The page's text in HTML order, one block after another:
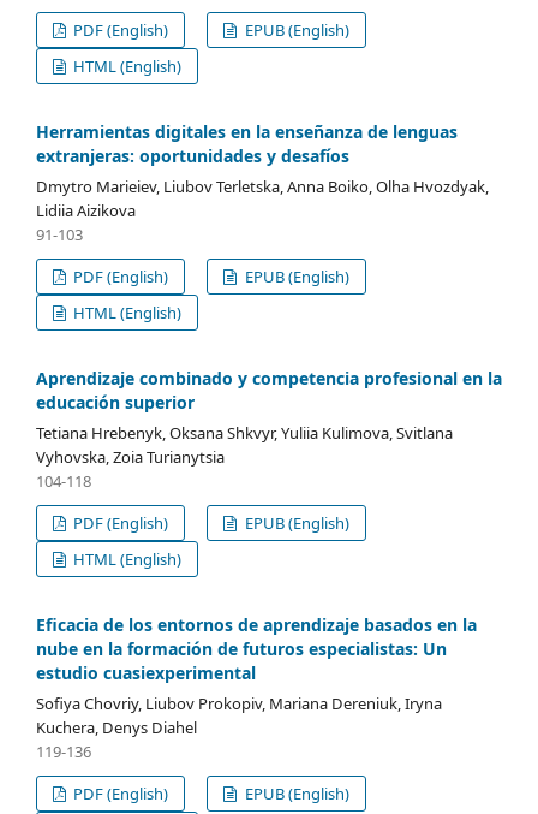
PDF (English)
EPUB (English)
HTML (English)
Herramientas digitales en la enseñanza de lenguas
extranjeras: oportunidades y desafíos
Dmytro Marieiev, Liubov Terletska, Anna Boiko, Olha Hvozdyak,
Lidiia Aizikova
91-103
PDF (English)
EPUB (English)
HTML (English)
Aprendizaje combinado y competencia profesional en la
educación superior
Tetiana Hrebenyk, Oksana Shkvyr, Yuliia Kulimova, Svitlana
Vyhovska, Zoia Turianytsia
104-118
PDF (English)
EPUB (English)
HTML (English)
Eficacia de los entornos de aprendizaje basados en la
nube en la formación de futuros especialistas: Un
estudio cuasiexperimental
Sofiya Chovriy, Liubov Prokopiv, Mariana Dereniuk, Iryna
Kuchera, Denys Diahel
119-136
PDF (English)
EPUB (English)